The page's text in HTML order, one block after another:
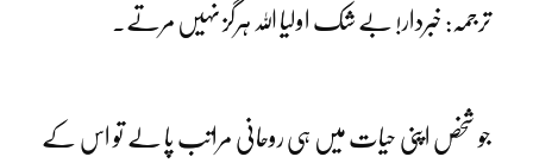
ترجمہ: خبردار! بے شک اولیا اللہ ہرگز نہیں مرتے۔
جو شخص اپنی حیات میں ہی روحانی مراتب پا لے تو اس کے